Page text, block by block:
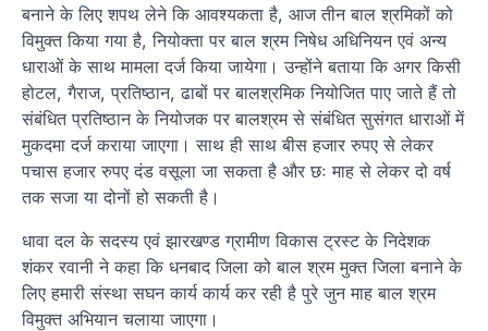
बनाने के लिए शपथ लेने कि आवश्यकता है, आज तीन बाल श्रमिकों को
विमुक्त किया गया है, नियोक्ता पर बाल श्रम निषेध अधिनियन एवं अन्य
धाराओं के साथ मामला दर्ज किया जायेगा। उन्होंने बताया कि अगर किसी
होटल, गैराज, प्रतिष्ठान, ढाबों पर बालश्रमिक नियोजित पाए जाते हैं तो
संबंधित प्रतिष्ठान के नियोजक पर बालश्रम से संबंधित सुसंगत धाराओं में
मुकदमा दर्ज कराया जाएगा। साथ ही साथ बीस हजार रुपए से लेकर
पचास हजार रुपए दंड वसूला जा सकता है और छः माह से लेकर दो वर्ष
तक सजा या दोनों हो सकती है।
धावा दल के सदस्य एवं झारखण्ड ग्रामीण विकास ट्रस्ट के निदेशक
शंकर रवानी ने कहा कि धनबाद जिला को बाल श्रम मुक्त जिला बनाने के
लिए हमारी संस्था सघन कार्य कार्य कर रही है पुरे जुन माह बाल श्रम
विमुक्त अभियान चलाया जाएगा।